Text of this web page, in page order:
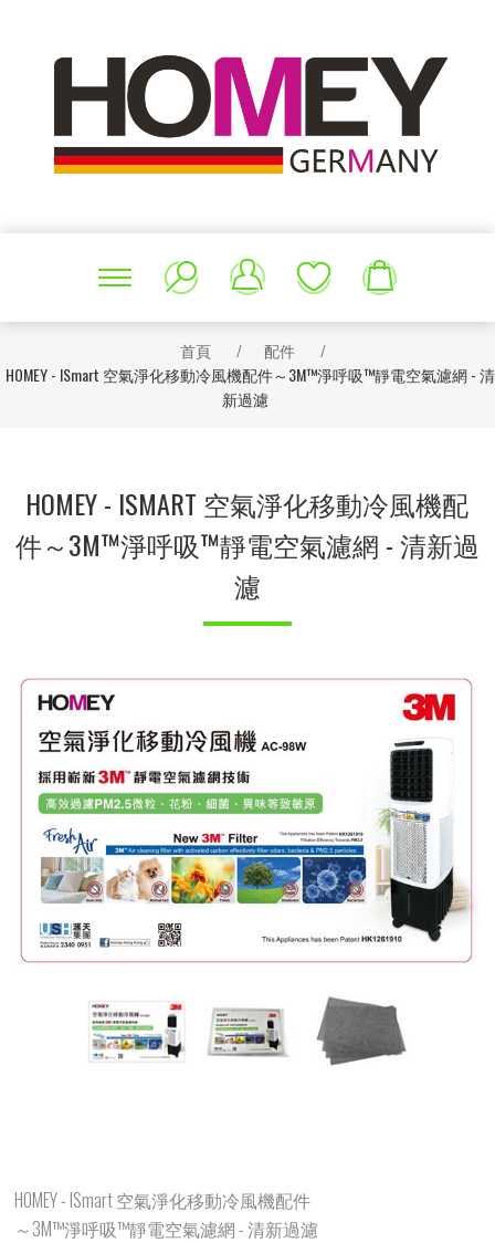
首頁 / 配件
/
HOMEY - ISmart 空氣淨化移動冷風機配件～3M™淨呼吸™靜電空氣濾網 - 清
新過濾
HOMEY - ISMART 空氣淨化移動冷風機配
件～3M™淨呼吸™靜電空氣濾網 - 清新過
濾
HOMEY - ISmart 空氣淨化移動冷風機配件
～3M™淨呼吸™靜電空氣濾網 - 清新過濾